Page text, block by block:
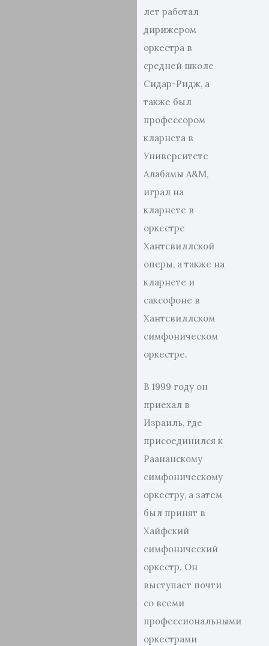
лет работал
дирижером
оркестра в
средней школе
Сидар-Ридж, а
также был
профессором
кларнета в
Университете
Алабамы A&M,
играл на
кларнете в
оркестре
Хантсвиллской
оперы, а также на
кларнете и
саксофоне в
Хантсвиллском
симфоническом
оркестре.
В 1999 году он
приехал в
Израиль, где
присоединился к
Раананскому
симфоническому
оркестру, а затем
был принят в
Хайфский
симфонический
оркестр. Он
выступает почти
со всеми
профессиональными
оркестрами